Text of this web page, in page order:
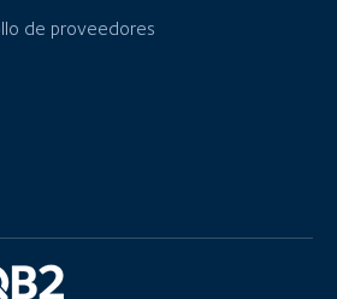
de proveedores